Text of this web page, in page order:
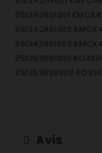
851342801001
851342801002
851342801003
851353801000
851353838000
851354101000
Avis